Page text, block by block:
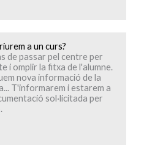
a un curs?
de passar pel centre per
i omplir la fitxa de l'alumne.
nova informació de la
T'informarem i estarem a
sol·licitada per